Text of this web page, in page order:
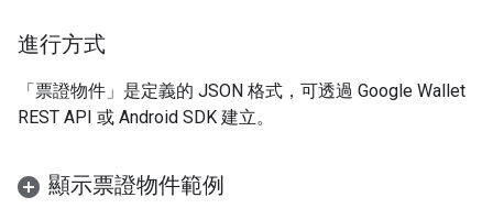
進行方式
「票證物件」是定義的 JSON 格式，可透過 Google Wallet
REST API 或 Android SDK 建立。
顯示票證物件範例